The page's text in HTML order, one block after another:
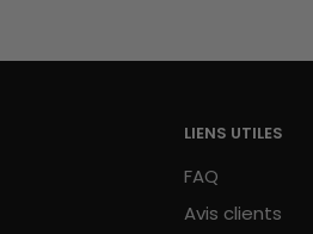
LIENS UTILES
FAQ
Avis clients